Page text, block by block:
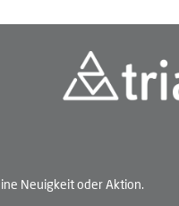
Neuigkeit oder Aktion.